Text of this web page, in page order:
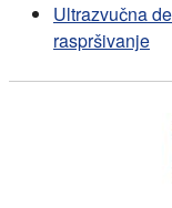
Ultrazvučna
raspršivanje